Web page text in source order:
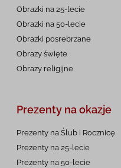
Obrazki na 25-lecie
Obrazki na 50-lecie
Obrazki posrebrzane
Obrazy święte
Obrazy religijne
Prezenty na okazje
Prezenty na Ślub i Rocznicę
Prezenty na 25-lecie
Prezenty na 50-lecie